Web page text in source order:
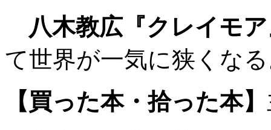
八木教広『クレイモ
て世界が一気に狭くな
【買った本・拾った本】